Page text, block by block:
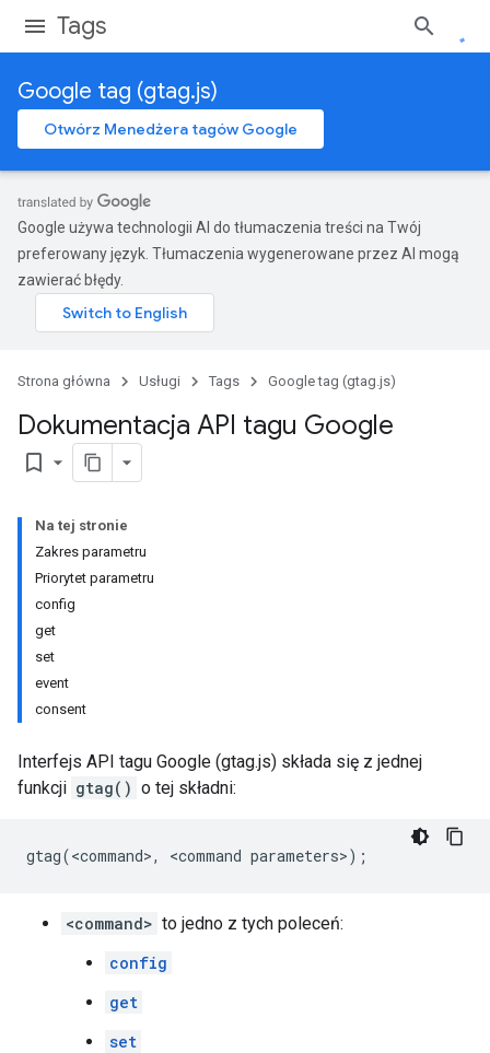
Tags
Google tag (gtag.js)
Otwórz Menedżera tagów Google
Google używa technologii AI do tłumaczenia treści na Twój
preferowany język. Tłumaczenia wygenerowane przez AI mogą
zawierać błędy.
Strona główna Usługi Tags Google tag (gtag.js)
Dokumentacja API tagu Google
bookmark_border
Na tej stronie
Zakres parametru
Priorytet parametru
config
get
set
event
consent
Interfejs API tagu Google (gtag.js) składa się z jednej
funkcji gtag() o tej składni:
gtag(<command>, <command parameters>);
<command> to jedno z tych poleceń:
config
get
set